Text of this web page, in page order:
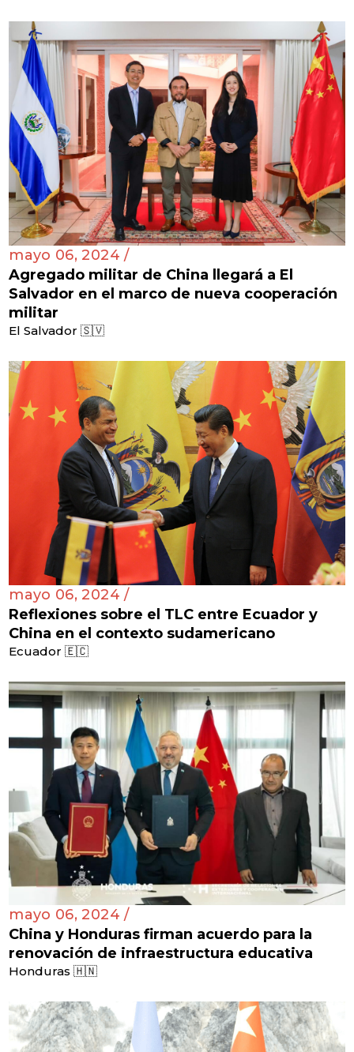
mayo 06, 2024 /
Agregado militar de China llegará a El
Salvador en el marco de nueva cooperación
militar
El Salvador 🇸🇻
mayo 06, 2024 /
Reflexiones sobre el TLC entre Ecuador y
China en el contexto sudamericano
Ecuador 🇪🇨
mayo 06, 2024 /
China y Honduras firman acuerdo para la
renovación de infraestructura educativa
Honduras 🇭🇳